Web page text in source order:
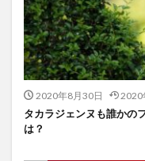
2020年8月30日 2020
タカラジェンヌも誰かの
は？